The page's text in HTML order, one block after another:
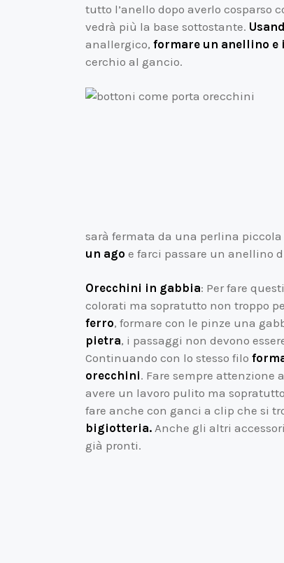
tutto l’anello dopo averlo cosparso
vedrà più la base sottostante.
anallergico, formare un anellino e
cerchio al gancio.
sarà fermata da una perlina
un ago e farci passare un anellino
Orecchini in gabbia: Per fare
colorati ma sopratutto non troppo
ferro, formare con le pinze una
pietra, i passaggi non devono
Continuando con lo stesso filo
orecchini. Fare sempre attenzione
avere un lavoro pulito ma
fare anche con ganci a clip che si
bigiotteria. Anche gli altri
già pronti.